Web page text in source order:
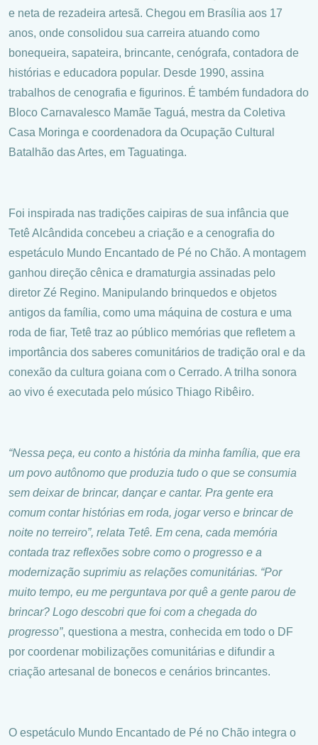
e neta de rezadeira artesã. Chegou em Brasília aos 17
anos, onde consolidou sua carreira atuando como
bonequeira, sapateira, brincante, cenógrafa, contadora de
histórias e educadora popular. Desde 1990, assina
trabalhos de cenografia e figurinos. É também fundadora do
Bloco Carnavalesco Mamãe Taguá, mestra da Coletiva
Casa Moringa e coordenadora da Ocupação Cultural
Batalhão das Artes, em Taguatinga.
Foi inspirada nas tradições caipiras de sua infância que
Tetê Alcândida concebeu a criação e a cenografia do
espetáculo Mundo Encantado de Pé no Chão. A montagem
ganhou direção cênica e dramaturgia assinadas pelo
diretor Zé Regino. Manipulando brinquedos e objetos
antigos da família, como uma máquina de costura e uma
roda de fiar, Tetê traz ao público memórias que refletem a
importância dos saberes comunitários de tradição oral e da
conexão da cultura goiana com o Cerrado. A trilha sonora
ao vivo é executada pelo músico Thiago Ribêiro.
“Nessa peça, eu conto a história da minha família, que era
um povo autônomo que produzia tudo o que se consumia
sem deixar de brincar, dançar e cantar. Pra gente era
comum contar histórias em roda, jogar verso e brincar de
noite no terreiro”, relata Tetê. Em cena, cada memória
contada traz reflexões sobre como o progresso e a
modernização suprimiu as relações comunitárias. “Por
muito tempo, eu me perguntava por quê a gente parou de
brincar? Logo descobri que foi com a chegada do
progresso”, questiona a mestra, conhecida em todo o DF
por coordenar mobilizações comunitárias e difundir a
criação artesanal de bonecos e cenários brincantes.
O espetáculo Mundo Encantado de Pé no Chão integra o